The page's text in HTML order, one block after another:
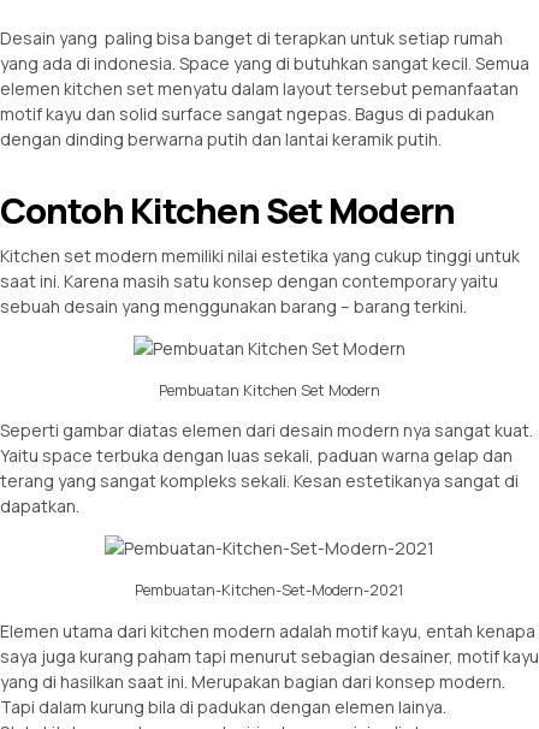
Desain yang paling bisa banget di terapkan untuk setiap rumah
yang ada di indonesia. Space yang di butuhkan sangat kecil. Semua
elemen kitchen set menyatu dalam layout tersebut pemanfaatan
motif kayu dan solid surface sangat ngepas. Bagus di padukan
dengan dinding berwarna putih dan lantai keramik putih.
Contoh Kitchen Set Modern
Kitchen set modern memiliki nilai estetika yang cukup tinggi untuk
saat ini. Karena masih satu konsep dengan contemporary yaitu
sebuah desain yang menggunakan barang – barang terkini.
Pembuatan Kitchen Set Modern
Seperti gambar diatas elemen dari desain modern nya sangat kuat.
Yaitu space terbuka dengan luas sekali, paduan warna gelap dan
terang yang sangat kompleks sekali. Kesan estetikanya sangat di
dapatkan.
Pembuatan-Kitchen-Set-Modern-2021
Elemen utama dari kitchen modern adalah motif kayu, entah kenapa
saya juga kurang paham tapi menurut sebagian desainer, motif kayu
yang di hasilkan saat ini. Merupakan bagian dari konsep modern.
Tapi dalam kurung bila di padukan dengan elemen lainya.